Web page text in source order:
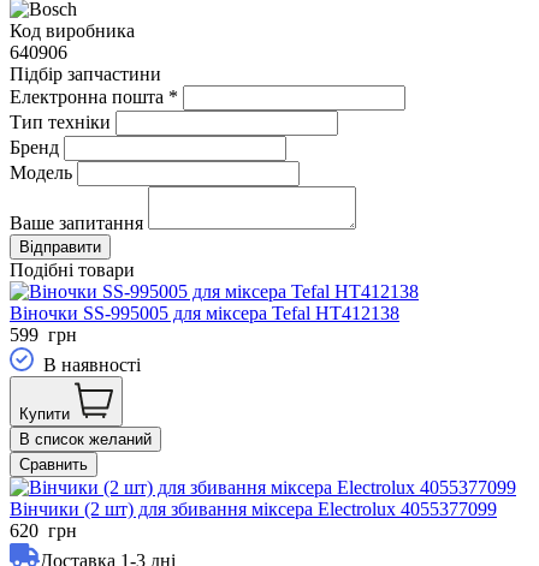
Код виробника
640906
Підбір запчастини
Електронна пошта *
Тип техніки
Бренд
Модель
Ваше запитання
Подібні товари
Віночки SS-995005 для міксера Tefal HT412138
599 грн
В наявності
Купити
В список желаний
Сравнить
Вінчики (2 шт) для збивання міксера Electrolux 4055377099
620 грн
Доставка 1-3 дні